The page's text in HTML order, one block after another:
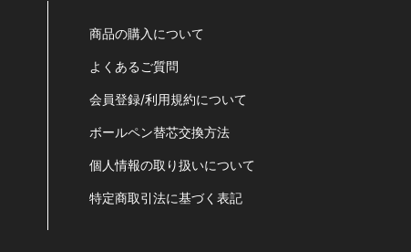
商品の購入について
よくあるご質問
会員登録/利用規約について
ボールペン替芯交換方法
個人情報の取り扱いについて
特定商取引法に基づく表記